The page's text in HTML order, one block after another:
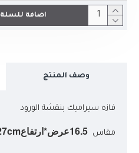
اضافة للسلة
وصف المنتج
فازه سيراميك بنقشة الورود
مقاس 16.5عرض*ارتفاع27cm